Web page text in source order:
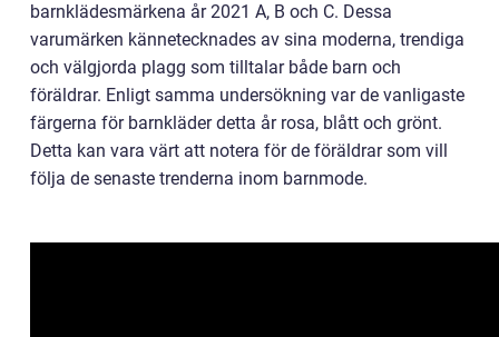
barnklädesmärkena år 2021 A, B och C. Dessa
varumärken kännetecknades av sina moderna, trendiga
och välgjorda plagg som tilltalar både barn och
föräldrar. Enligt samma undersökning var de vanligaste
färgerna för barnkläder detta år rosa, blått och grönt.
Detta kan vara värt att notera för de föräldrar som vill
följa de senaste trenderna inom barnmode.